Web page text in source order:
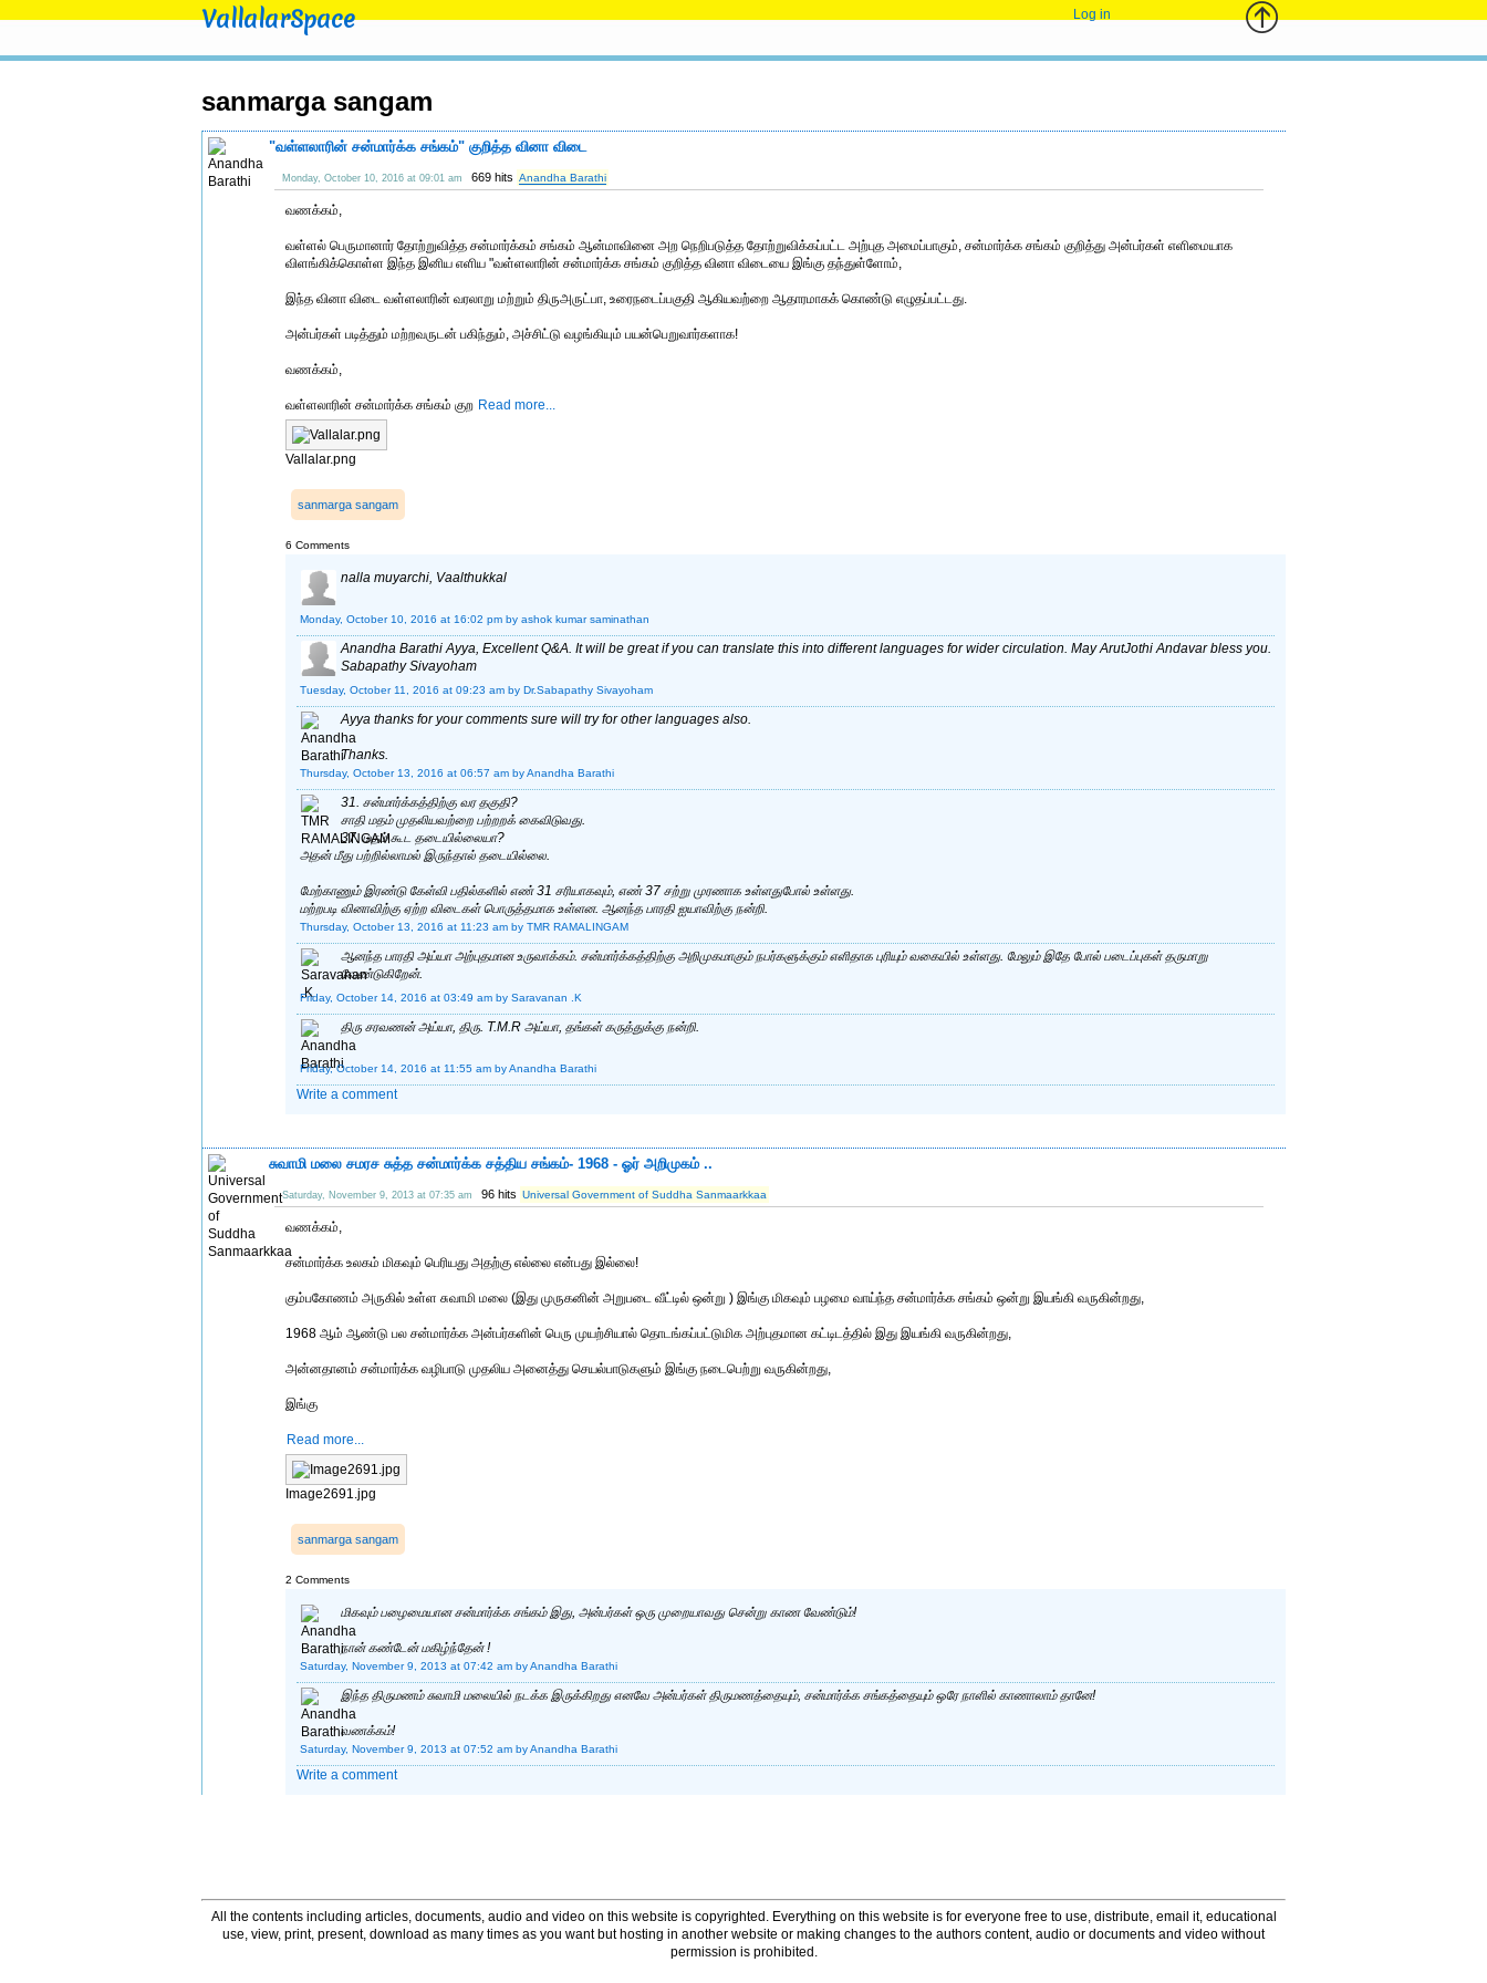
VallalarSpace Log in
sanmarga sangam
"வள்ளலாரின் சன்மார்க்க சங்கம்" குறித்த வினா விடை
Monday, October 10, 2016 at 09:01 am 669 hits Anandha Barathi
வணக்கம்,
வள்ளல் பெருமானார் தோற்றுவித்த சன்மார்க்கம் சங்கம் ஆன்மாவினை அற நெறிபடுத்த தோற்றுவிக்கப்பட்ட அற்புத அமைப்பாகும், சன்மார்க்க சங்கம் குறித்து அன்பர்கள் எளிமையாக
விளங்கிக்கொள்ள இந்த இனிய எளிய "வள்ளலாரின் சன்மார்க்க சங்கம் குறித்த வினா விடையை இங்கு தந்துள்ளோம்,
இந்த வினா விடை வள்ளலாரின் வரலாறு மற்றும் திருஅருட்பா, உரைநடைப்பகுதி ஆகியவற்றை ஆதாரமாகக் கொண்டு எழுதப்பட்டது.
அன்பர்கள் படித்தும் மற்றவருடன் பகிந்தும், அச்சிட்டு வழங்கியும் பயன்பெறுவார்களாக!
வணக்கம்,
வள்ளலாரின் சன்மார்க்க சங்கம் குற Read more...
Vallalar.png
sanmarga sangam
6 Comments
nalla muyarchi, Vaalthukkal
Monday, October 10, 2016 at 16:02 pm by ashok kumar saminathan
Anandha Barathi Ayya, Excellent Q&A. It will be great if you can translate this into different languages for wider circulation. May ArutJothi Andavar bless you.
Sabapathy Sivayoham
Tuesday, October 11, 2016 at 09:23 am by Dr.Sabapathy Sivayoham
Ayya thanks for your comments sure will try for other languages also.
Thanks.
Thursday, October 13, 2016 at 06:57 am by Anandha Barathi
31. சன்மார்க்கத்திற்கு வர தகுதி?
சாதி மதம் முதலியவற்றை பற்றறக் கைவிடுவது.
37. மதம் கூட தடையில்லையா?
அதன் மீது பற்றில்லாமல் இருந்தால் தடையில்லை.
மேற்காணும் இரண்டு கேள்வி பதில்களில் எண் 31 சரியாகவும், எண் 37 சற்று முரணாக உள்ளதுபோல் உள்ளது.
மற்றபடி வினாவிற்கு ஏற்ற விடைகள் பொருத்தமாக உள்ளன. ஆனந்த பாரதி ஐயாவிற்கு நன்றி.
Thursday, October 13, 2016 at 11:23 am by TMR RAMALINGAM
ஆனந்த பாரதி அய்யா அற்புதமான உருவாக்கம். சன்மார்க்கத்திற்கு அறிமுகமாகும் நபர்களுக்கும் எளிதாக புரியும் வகையில் உள்ளது. மேலும் இதே போல் படைப்புகள் தருமாறு
வேண்டுகிறேன்.
Friday, October 14, 2016 at 03:49 am by Saravanan .K
திரு சரவணன் அய்யா, திரு. T.M.R அய்யா, தங்கள் கருத்துக்கு நன்றி.
Friday, October 14, 2016 at 11:55 am by Anandha Barathi
Write a comment
சுவாமி மலை சமரச சுத்த சன்மார்க்க சத்திய சங்கம்- 1968 - ஓர் அறிமுகம் ..
Saturday, November 9, 2013 at 07:35 am 96 hits Universal Government of Suddha Sanmaarkkaa
வணக்கம்,
சன்மார்க்க உலகம் மிகவும் பெரியது அதற்கு எல்லை என்பது இல்லை!
கும்பகோணம் அருகில் உள்ள சுவாமி மலை (இது முருகனின் அறுபடை வீட்டில் ஒன்று ) இங்கு மிகவும் பழமை வாய்ந்த சன்மார்க்க சங்கம் ஒன்று இயங்கி வருகின்றது,
1968 ஆம் ஆண்டு பல சன்மார்க்க அன்பர்களின் பெரு முயற்சியால் தொடங்கப்பட்டுமிக அற்புதமான கட்டிடத்தில் இது இயங்கி வருகின்றது,
அன்னதானம் சன்மார்க்க வழிபாடு முதலிய அனைத்து செயல்பாடுகளும் இங்கு நடைபெற்று வருகின்றது,
இங்கு
Read more...
Image2691.jpg
sanmarga sangam
2 Comments
மிகவும் பழைமையான சன்மார்க்க சங்கம் இது, அன்பர்கள் ஒரு முறையாவது சென்று காண வேண்டும்!
நான் கண்டேன் மகிழ்ந்தேன் !
Saturday, November 9, 2013 at 07:42 am by Anandha Barathi
இந்த திருமணம் சுவாமி மலையில் நடக்க இருக்கிறது எனவே அன்பர்கள் திருமணத்தையும், சன்மார்க்க சங்கத்தையும் ஒரே நாளில் காணாலாம் தானே!
வணக்கம்!
Saturday, November 9, 2013 at 07:52 am by Anandha Barathi
Write a comment
All the contents including articles, documents, audio and video on this website is copyrighted. Everything on this website is for everyone free to use, distribute, email it, educational
use, view, print, present, download as many times as you want but hosting in another website or making changes to the authors content, audio or documents and video without
permission is prohibited.